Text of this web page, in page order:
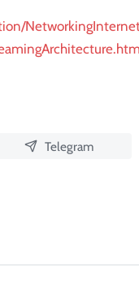
Telegram